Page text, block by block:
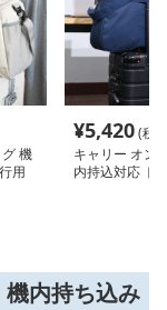
機
用
¥5,420(税
キャリー オン
内持込対応 ト
内持ち込み